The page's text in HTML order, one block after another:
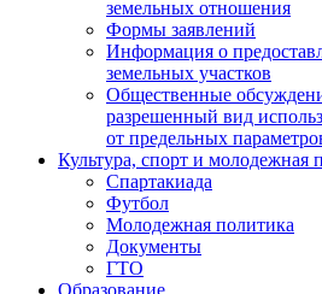
земельных отношения
Формы заявлений
Информация о
земельных участков
Общественные
разрешенный вид
от предельных
Культура, спорт и молодежная
Спартакиада
Футбол
Молодежная политика
Документы
ГТО
Образование